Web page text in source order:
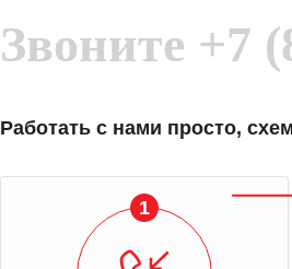
Звоните +7
Работать с нами просто,
1